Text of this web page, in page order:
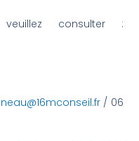
veuillez consulter :
/ 06